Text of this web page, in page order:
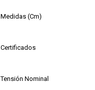
Medidas (Cm)
Certificados
Tensión Nominal